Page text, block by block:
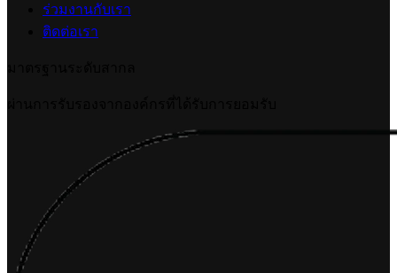
ร่วมงานกับเรา
ติดต่อเรา